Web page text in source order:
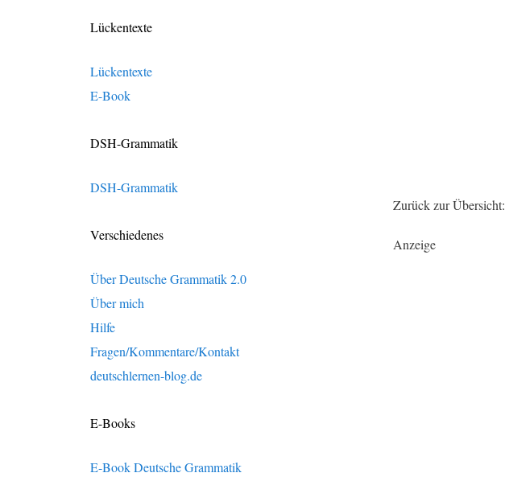
Zurück zur Übersicht:
Anzeige
Lückentexte
Lückentexte
E-Book
DSH-Grammatik
DSH-Grammatik
Verschiedenes
Über Deutsche Grammatik 2.0
Über mich
Hilfe
Fragen/Kommentare/Kontakt
deutschlernen-blog.de
E-Books
E-Book Deutsche Grammatik